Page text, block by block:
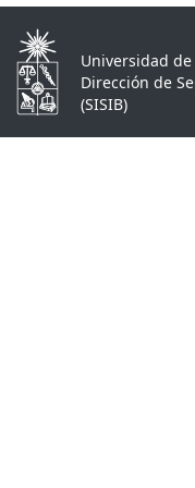
Universidad
Dirección de
(SISIB)